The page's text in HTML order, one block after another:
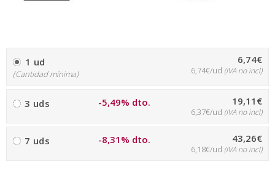
1 ud
(Cantidad mínima)
6,74€
6,74€/ud (IVA no incl)
3 uds -5,49% dto. 19,11€
6,37€/ud (IVA no incl)
7 uds -8,31% dto. 43,26€
6,18€/ud (IVA no incl)